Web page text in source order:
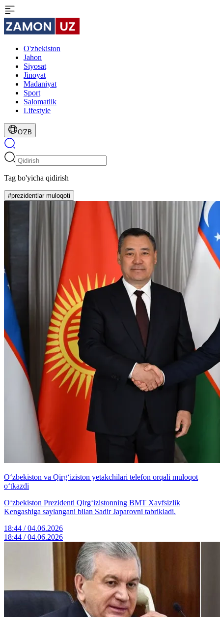
O'zbekiston
Jahon
Siyosat
Jinoyat
Madaniyat
Sport
Salomatlik
Lifestyle
O'ZB
Tag bo'yicha qidirish
#prezidentlar muloqoti
O‘zbekiston va Qirg‘iziston yetakchilari telefon orqali muloqot
o‘tkazdi
O‘zbekiston Prezidenti Qirg‘izistonning BMT Xavfsizlik
Kengashiga saylangani bilan Sadir Japarovni tabrikladi.
18:44 / 04.06.2026
18:44 / 04.06.2026